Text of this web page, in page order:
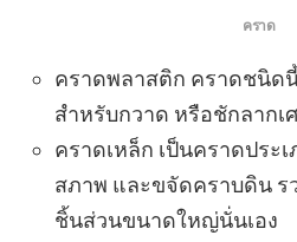
คราด
คราดพลาสติก คราดชนิด
สำหรับกวาด หรือชักลากเ
คราดเหล็ก เป็นคราดประ
สภาพ และขจัดคราบดิน ร
ชิ้นส่วนขนาดใหญ่นั่นเอง